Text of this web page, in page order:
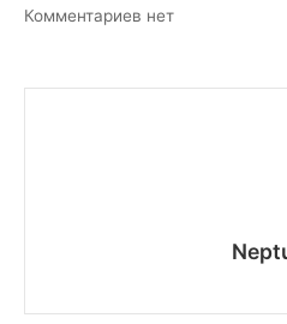
Комментариев кнет